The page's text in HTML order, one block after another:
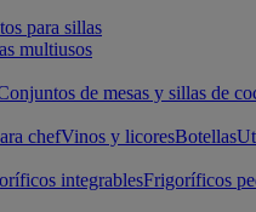
para sillas
multiusos
de mesas y sillas de
chefVinos y licoresBotellas
integrablesFrigoríficos